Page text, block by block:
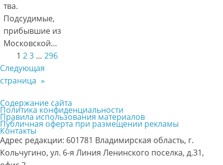
тва.
Подсудимые,
прибывшие из
Московской…
1 23 … 296
Следующая
страница »
Содержание сайта
Политика конфиденциальности
Правила использования материалов
Публичная оферта при размещении рекламы
Контакты
Адрес редакции: 601781 Владимирская область, г.
Кольчугино, ул. 6-я Линия Ленинского поселка, д.31,